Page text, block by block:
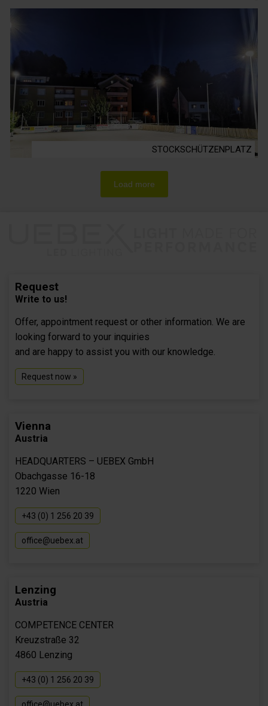
STOCKSCHÜTZENPLATZ
Load more
Request
Write to us!
Offer, appointment request or other information. We are
looking forward to your inquiries
and are happy to assist you with our knowledge.
Request now »
Vienna
Austria
HEADQUARTERS – UEBEX GmbH
Obachgasse 16-18
1220 Wien
+43 (0) 1 256 20 39
office@uebex.at
Lenzing
Austria
COMPETENCE CENTER
Kreuzstraße 32
4860 Lenzing
+43 (0) 1 256 20 39
office@uebex.at